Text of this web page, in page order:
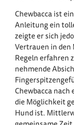
Chewbacca ist
Anleitung ein
zeigte er sich
Vertrauen in den
Regeln erfahren
nehmende
Chewbacca
die Möglichkeit
Hund ist.